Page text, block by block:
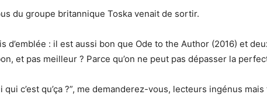
du groupe britannique Toska venait de sortir.
d’emblée : il est aussi bon que Ode to the Author (2016) et
et pas meilleur ? Parce qu’on ne peut pas dépasser la
qui c’est qu’ça ?”, me demanderez-vous, lecteurs ingénus